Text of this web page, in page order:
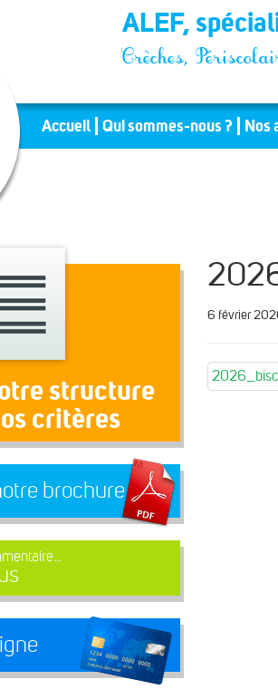
ALEF,
Crèches,
Accueil Qui sommes-nous ? Nos
structure
critères
brochure
6 février